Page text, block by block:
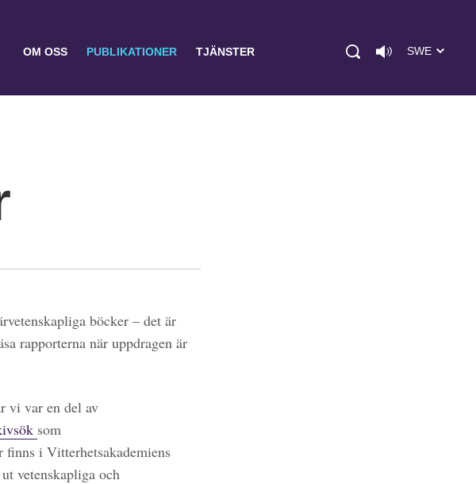
OM OSS PUBLIKATIONER TJÄNSTER SWE
böcker – det är
rapporterna när uppdragen är
vi var en del av
som
i Vitterhetsakademiens
vetenskapliga och